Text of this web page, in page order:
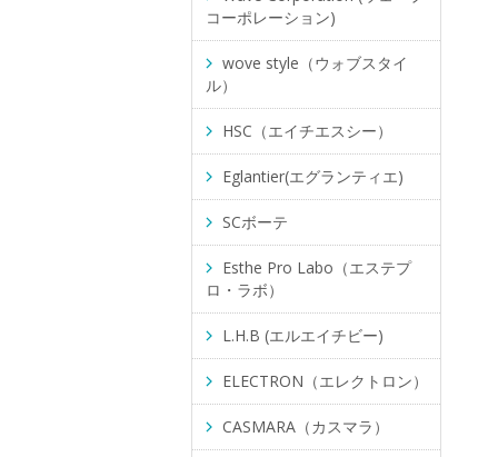
コーポレーション)
wove style（ウォブスタイ
ル）
HSC（エイチエスシー）
Eglantier(エグランティエ)
SCボーテ
Esthe Pro Labo（エステプ
ロ・ラボ）
L.H.B (エルエイチビー)
ELECTRON（エレクトロン）
CASMARA（カスマラ）